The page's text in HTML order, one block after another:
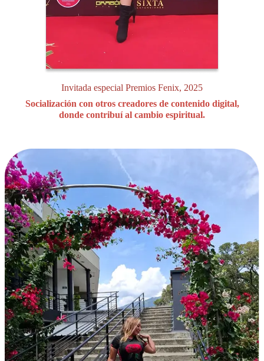
Invitada especial Premios Fenix, 2025
Socialización con otros creadores de contenido digital,
donde contribuí al cambio espiritual.